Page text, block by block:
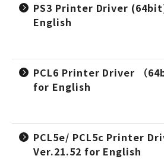
PS3 Printer Driver
English
PCL6 Printer Driver （
for English
PCL5e/ PCL5c Printer
Ver.21.52 for English